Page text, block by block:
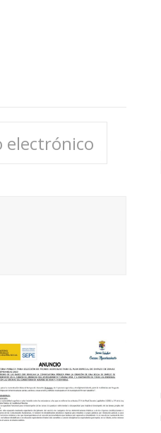
electrónico